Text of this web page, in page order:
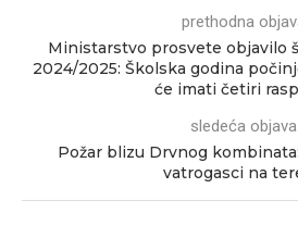
prethodna
Ministarstvo prosvete objavilo
2024/2025: Školska godina
će imati četiri
sledeća objava
Požar blizu Drvnog
vatrogasci na